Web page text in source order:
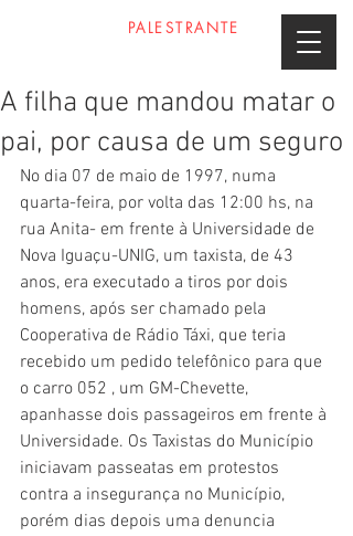
PALESTRANTE
A filha que mandou matar o
pai, por causa de um seguro
No dia 07 de maio de 1997, numa
quarta-feira, por volta das 12:00 hs, na
rua Anita- em frente à Universidade de
Nova Iguaçu-UNIG, um taxista, de 43
anos, era executado a tiros por dois
homens, após ser chamado pela
Cooperativa de Rádio Táxi, que teria
recebido um pedido telefônico para que
o carro 052 , um GM-Chevette,
apanhasse dois passageiros em frente à
Universidade. Os Taxistas do Município
iniciavam passeatas em protestos
contra a insegurança no Município,
porém dias depois uma denuncia